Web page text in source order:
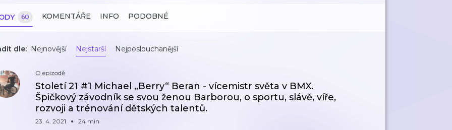
60 KOMENTÁŘE INFO PODOBNÉ
dle: Nejnovější Nejstarší Nejposlouchanější
O epizodě
Století 21 #1 Michael „Berry“ Beran - vícemistr světa v BMX.
Špičkový závodník se svou ženou Barborou, o sportu, slávě, víře,
rozvoji a trénování dětských talentů.
23. 4. 2021 24 min